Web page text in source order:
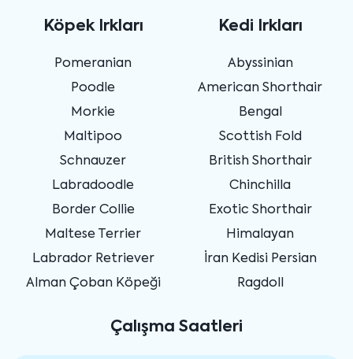
Köpek Irkları
Pomeranian
Poodle
Morkie
Maltipoo
Schnauzer
Labradoodle
Border Collie
Maltese Terrier
Labrador Retriever
Alman Çoban Köpeği
Kedi Irkları
Abyssinian
American Shorthair
Bengal
Scottish Fold
British Shorthair
Chinchilla
Exotic Shorthair
Himalayan
İran Kedisi Persian
Ragdoll
Çalışma Saatleri